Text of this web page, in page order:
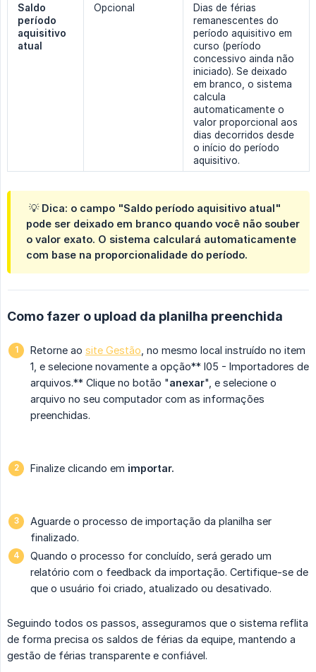
Saldo
período
aquisitivo
atual
Opcional
Dias de férias
remanescentes do
período aquisitivo em
curso (período
concessivo ainda não
iniciado). Se deixado
em branco, o sistema
calcula
automaticamente o
valor proporcional aos
dias decorridos desde
o início do período
aquisitivo.
💡 Dica: o campo "Saldo período aquisitivo atual"
pode ser deixado em branco quando você não souber
o valor exato. O sistema calculará automaticamente
com base na proporcionalidade do período.
Como fazer o upload da planilha preenchida
Retorne ao site Gestão , no mesmo local instruído no item
1, e selecione novamente a opção** I05 - Importadores de
arquivos.** Clique no botão "anexar", e selecione o
arquivo no seu computador com as informações
preenchidas.
Finalize clicando em importar.
Aguarde o processo de importação da planilha ser
finalizado.
Quando o processo for concluído, será gerado um
relatório com o feedback da importação. Certifique-se de
que o usuário foi criado, atualizado ou desativado.
Seguindo todos os passos, asseguramos que o sistema reflita
de forma precisa os saldos de férias da equipe, mantendo a
gestão de férias transparente e confiável.